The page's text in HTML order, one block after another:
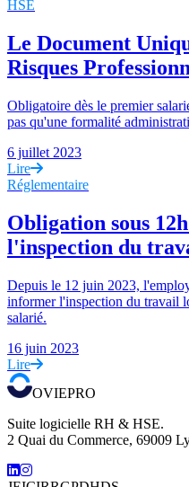
HSE
Le Document
Risques
Obligatoire dès le premier
pas qu'une formalité
6 juillet 2023
Lire
Réglementaire
Obligation sous
l'inspection du
Depuis le 12 juin 2023,
informer l'inspection du travail
salarié.
16 juin 2023
Lire
OVIEPRO
Suite logicielle RH & HSE.
2 Quai du Commerce, 69009